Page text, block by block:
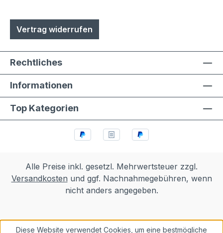
und Klappen sowie alle Funktionselemente
können einfach selbst ausgetauscht
Hammerschrauben befestigt- einfache
Ausrichtung nach Montage bzw.
durch Laien möglich
Vertrag widerrufen
Rechtliches
Informationen
Top Kategorien
Alle Preise inkl. gesetzl. Mehrwertsteuer zzgl.
Versandkosten und ggf. Nachnahmegebühren, wenn
nicht anders angegeben.
Diese Website verwendet Cookies, um eine bestmögliche